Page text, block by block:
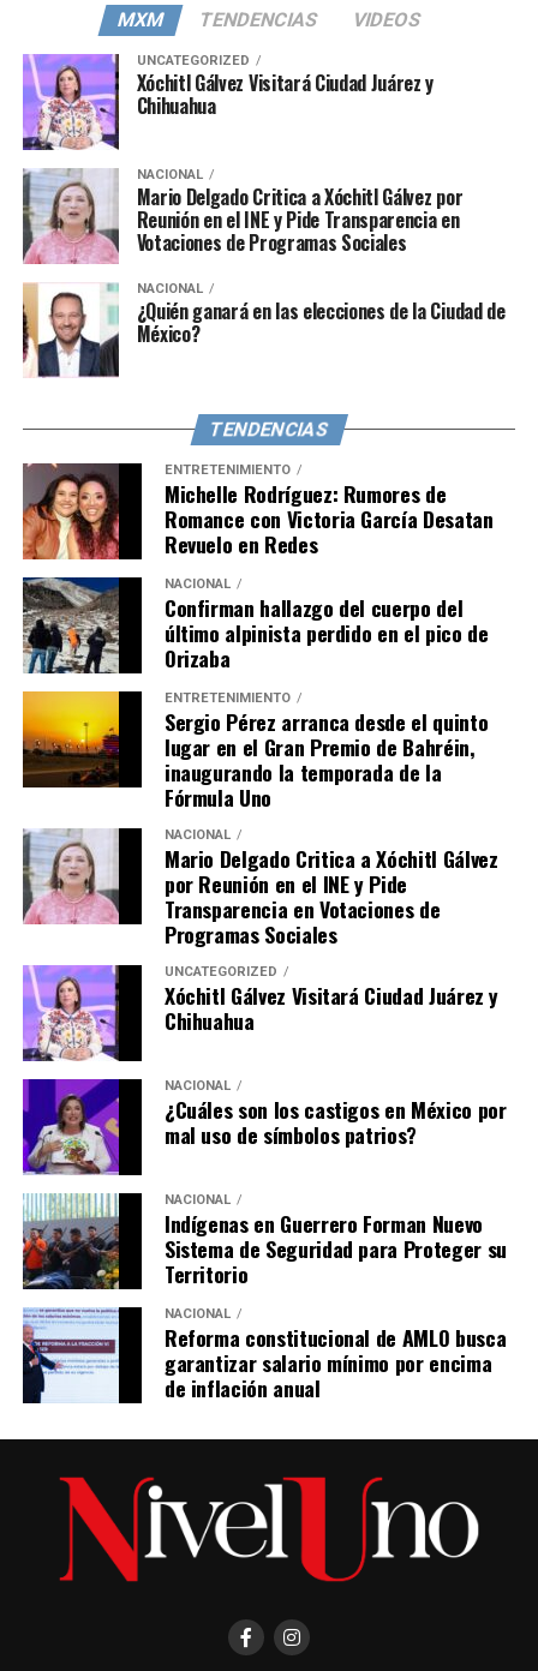
MXM TENDENCIAS VIDEOS
UNCATEGORIZED
Xóchitl Gálvez Visitará Ciudad Juárez y
Chihuahua
NACIONAL
Mario Delgado Critica a Xóchitl Gálvez por
Reunión en el INE y Pide Transparencia en
Votaciones de Programas Sociales
NACIONAL
¿Quién ganará en las elecciones de la Ciudad de
México?
TENDENCIAS
ENTRETENIMIENTO
Michelle Rodríguez: Rumores de
Romance con Victoria García Desatan
Revuelo en Redes
NACIONAL
Confirman hallazgo del cuerpo del
último alpinista perdido en el pico de
Orizaba
ENTRETENIMIENTO
Sergio Pérez arranca desde el quinto
lugar en el Gran Premio de Bahréin,
inaugurando la temporada de la
Fórmula Uno
NACIONAL
Mario Delgado Critica a Xóchitl Gálvez
por Reunión en el INE y Pide
Transparencia en Votaciones de
Programas Sociales
UNCATEGORIZED
Xóchitl Gálvez Visitará Ciudad Juárez y
Chihuahua
NACIONAL
¿Cuáles son los castigos en México por
mal uso de símbolos patrios?
NACIONAL
Indígenas en Guerrero Forman Nuevo
Sistema de Seguridad para Proteger su
Territorio
NACIONAL
Reforma constitucional de AMLO busca
garantizar salario mínimo por encima
de inflación anual